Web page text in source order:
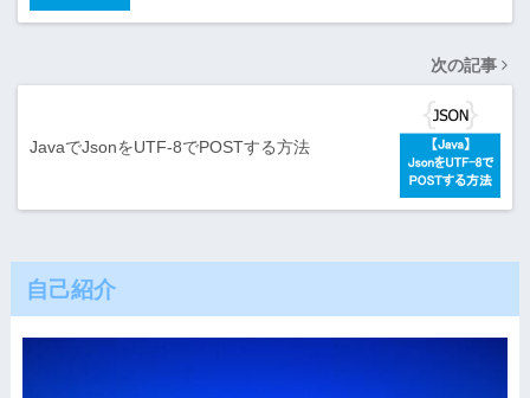
次の記事
JavaでJsonをUTF-8でPOSTする方法
自己紹介